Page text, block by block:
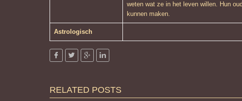
weten wat ze in het leven willen. Hun
kunnen maken.
Astrologisch
RELATED POSTS